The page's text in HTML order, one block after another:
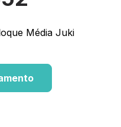
Média Juki